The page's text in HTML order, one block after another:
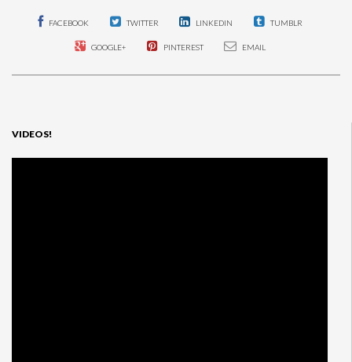
FACEBOOK TWITTER LINKEDIN TUMBLR
GOOGLE+ PINTEREST EMAIL
VIDEOS!